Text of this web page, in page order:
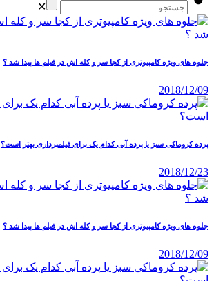
✕
جلوه های ویژه کامپیوتری از کجا سر و کله اش در فیلم ها پیدا شد ؟
2018/12/09
پرده کروماکی سبز یا پرده آبی کدام یک برای فیلمبرداری بهتر است؟
2018/12/23
جلوه های ویژه کامپیوتری از کجا سر و کله اش در فیلم ها پیدا شد ؟
2018/12/09